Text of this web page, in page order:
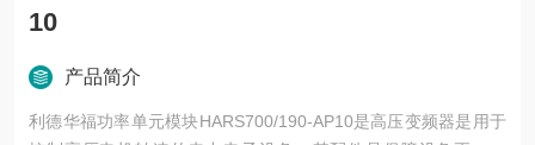
10
产品简介
利德华福功率单元模块HARS700/190-AP10是高压变频器是用于